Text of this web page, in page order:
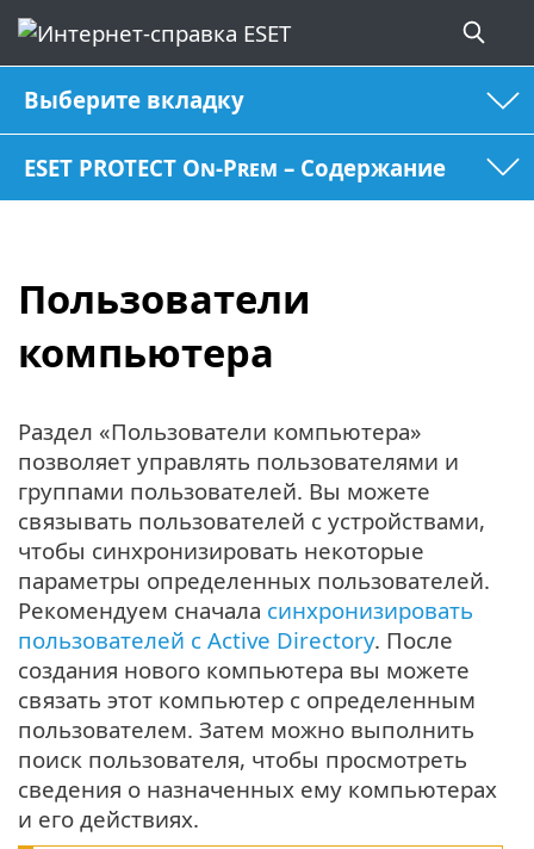
Выберите вкладку
ESET PROTECT On-Prem – Содержание
Пользователи
компьютера
Раздел «Пользователи компьютера»
позволяет управлять пользователями и
группами пользователей. Вы можете
связывать пользователей с устройствами,
чтобы синхронизировать некоторые
параметры определенных пользователей.
Рекомендуем сначала синхронизировать
пользователей с Active Directory. После
создания нового компьютера вы можете
связать этот компьютер с определенным
пользователем. Затем можно выполнить
поиск пользователя, чтобы просмотреть
сведения о назначенных ему компьютерах
и его действиях.